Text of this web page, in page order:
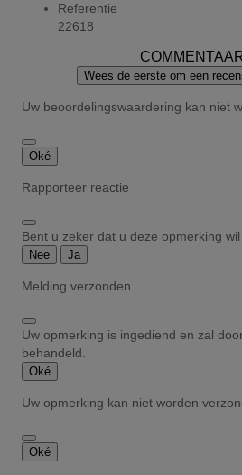
Referentie
22618
Wees de eerste om een
Uw beoordelingswaardering kan niet
Oké
Rapporteer reactie
Bent u zeker dat u deze opmerking
Nee Ja
Melding verzonden
Uw opmerking is ingediend en zal
behandeld.
Oké
Uw opmerking kan niet worden
Oké